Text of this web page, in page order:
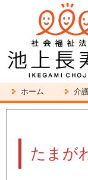
ホーム 介
たまが